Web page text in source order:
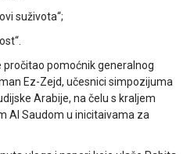
suživota“;
pomoćnik generalnog
Ez-Zejd, učesnici simpozijuma
Arabije, na čelu s kraljem
Al Saudom u inicitaivama za